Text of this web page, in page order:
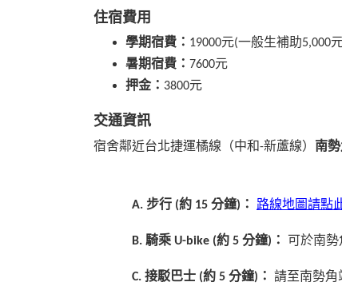
住宿費用
學期宿費： 19000元(一般生補助5,000
暑期宿費： 7600元
押金： 3800元
交通資訊
宿舍鄰近台北捷運橘線（中和-新蘆線） 南
A. 步行 (約 15 分鐘)： 路線地圖請點
B. 騎乘 U-bike (約 5 分鐘)： 可於南
C. 接駁巴士 (約 5 分鐘)： 請至南勢角